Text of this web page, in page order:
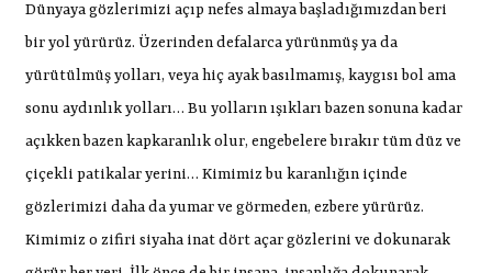
Dünyaya gözlerimizi açıp nefes almaya başladığımızdan beri
bir yol yürürüz. Üzerinden defalarca yürünmüş ya da
yürütülmüş yolları, veya hiç ayak basılmamış, kaygısı bol ama
sonu aydınlık yolları… Bu yolların ışıkları bazen sonuna kadar
açıkken bazen kapkaranlık olur, engebelere bırakır tüm düz ve
çiçekli patikalar yerini… Kimimiz bu karanlığın içinde
gözlerimizi daha da yumar ve görmeden, ezbere yürürüz.
Kimimiz o zifiri siyaha inat dört açar gözlerini ve dokunarak